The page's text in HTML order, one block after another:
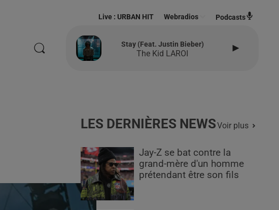
Live : URBAN HIT Webradios Podcasts
Stay (feat. Justin Bieber)
The Kid LAROI
LES DERNIÈRES NEWSVoir plus
Jay-Z se bat contre la
grand-mère d'un homme
prétendant être son fils